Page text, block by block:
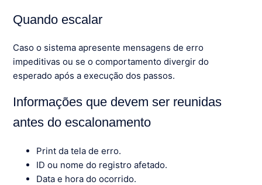
Quando escalar
Caso o sistema apresente mensagens de erro
impeditivas ou se o comportamento divergir do
esperado após a execução dos passos.
Informações que devem ser reunidas
antes do escalonamento
Print da tela de erro.
ID ou nome do registro afetado.
Data e hora do ocorrido.